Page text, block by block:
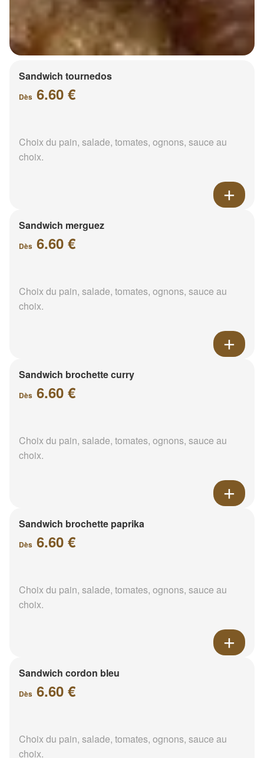
Sandwich tournedos
Dès 6.60 €
Choix du pain, salade, tomates, ognons, sauce au
choix.
Sandwich merguez
Dès 6.60 €
Choix du pain, salade, tomates, ognons, sauce au
choix.
Sandwich brochette curry
Dès 6.60 €
Choix du pain, salade, tomates, ognons, sauce au
choix.
Sandwich brochette paprika
Dès 6.60 €
Choix du pain, salade, tomates, ognons, sauce au
choix.
Sandwich cordon bleu
Dès 6.60 €
Choix du pain, salade, tomates, ognons, sauce au
choix.